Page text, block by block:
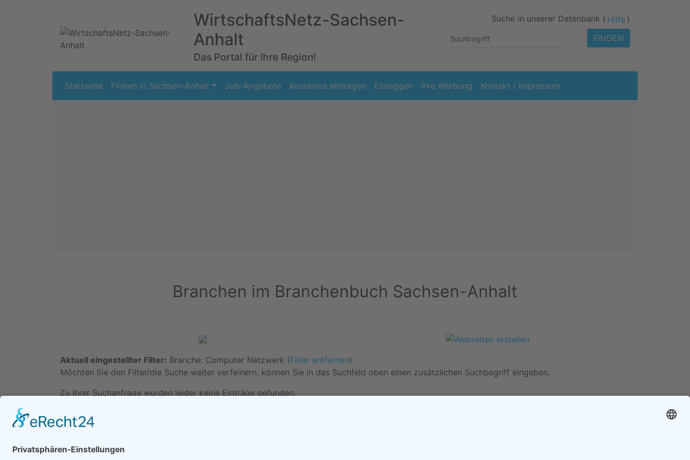
WirtschaftsNetz-Sachsen-
Anhalt
Das Portal für Ihre Region!
Suche in unserer Datenbank ( Hilfe )
FINDEN
Startseite Firmen in Sachsen-Anhalt Job-Angebote Kostenlos eintragen Einloggen Ihre Werbung Kontakt / Impressum
Branchen im Branchenbuch Sachsen-Anhalt
Aktuell eingestellter Filter: Branche: Computer Netzwerk (Filter entfernen)
Möchten Sie den Filter/die Suche weiter verfeinern, können Sie in das Suchfeld oben einen zusätzlichen Suchbegriff eingeben.
Zu Ihrer Suchanfrage wurden leider keine Einträge gefunden.